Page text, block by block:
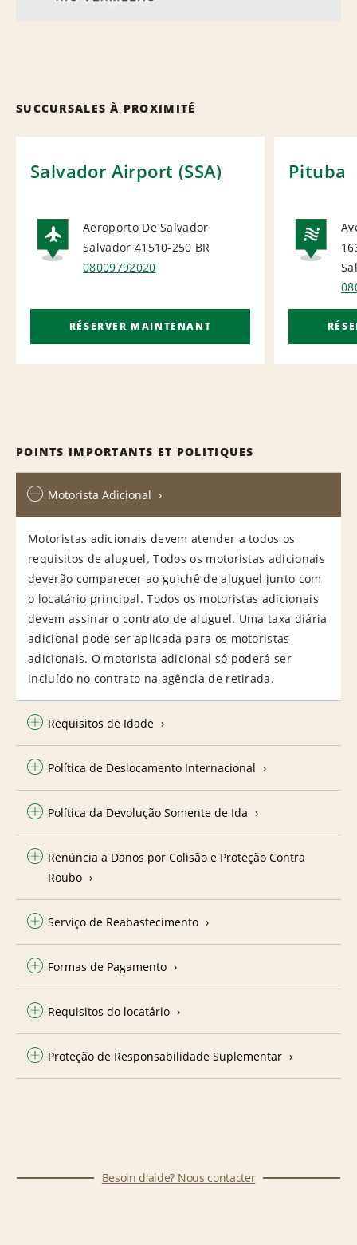
SUCCURSALES À PROXIMITÉ
Salvador Airport (SSA)
AIRPORT
Aeroporto De Salvador
Salvador 41510-250 BR
08009792020
RÉSERVER MAINTENANT
Pituba
POINTS IMPORTANTS ET POLITIQUES
Motorista Adicional
Motoristas adicionais devem atender a todos os
requisitos de aluguel. Todos os motoristas adicionais
deverão comparecer ao guichê de aluguel junto com
o locatário principal. Todos os motoristas adicionais
devem assinar o contrato de aluguel. Uma taxa diária
adicional pode ser aplicada para os motoristas
adicionais. O motorista adicional só poderá ser
incluído no contrato na agência de retirada.
Requisitos de Idade
Política de Deslocamento Internacional
Política da Devolução Somente de Ida
Renúncia a Danos por Colisão e Proteção Contra
Roubo
Serviço de Reabastecimento
Formas de Pagamento
Requisitos do locatário
Proteção de Responsabilidade Suplementar
Besoin d'aide? Nous contacter